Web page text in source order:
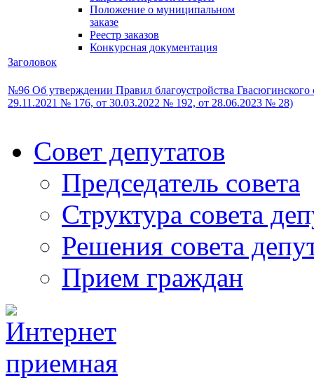
Положение о муниципальном
заказе
Реестр заказов
Конкурсная документация
Заголовок
№96 Об утверждении Правил благоустройства Гвасюгинского
29.11.2021 № 176, от 30.03.2022 № 192, от 28.06.2023 № 28)
Совет депутатов
Председатель совета
Структура совета
Решения совета
Прием граждан